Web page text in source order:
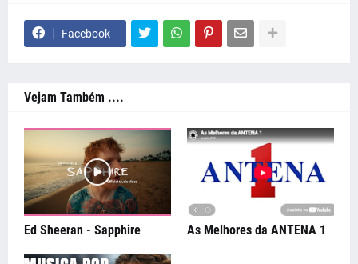
Facebook
Vejam Também ....
Ed Sheeran - Sapphire As Melhores da ANTENA 1